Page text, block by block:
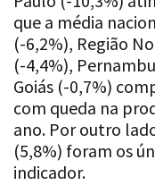
que a média
(-6,2%), Região
(-4,4%),
Goiás (-0,7%)
com queda na
ano. Por outro
(5,8%) foram os
indicador.